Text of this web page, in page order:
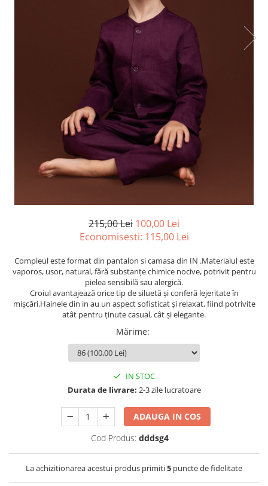
215,00 Lei 100,00 Lei
Economisesti: 115,00 Lei
Compleul este format din pantalon si camasa din IN .Materialul este
vaporos, usor, natural, fără substanțe chimice nocive, potrivit pentru
pielea sensibilă sau alergică.
Croiul avantajează orice tip de siluetă şi conferă lejeritate în
mişcări.Hainele din in au un aspect sofisticat și relaxat, fiind potrivite
atât pentru ținute casual, cât și elegante.
Mărime:
IN STOC
Durata de livrare: 2-3 zile lucratoare
ADAUGA IN COS
Cod Produs: dddsg4
La achizitionarea acestui produs primiti5 puncte de fidelitate